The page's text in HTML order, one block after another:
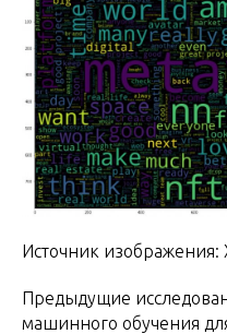
Источник изображения:
Предыдущие
машинного обучения